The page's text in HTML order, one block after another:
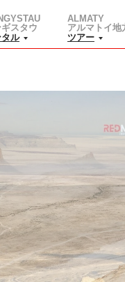
スタウ
タル
ALMATY
アルマトイ地
ツアー